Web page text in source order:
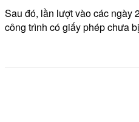
Sau đó, lần lượt vào các ngày
công trình có giấy phép chưa